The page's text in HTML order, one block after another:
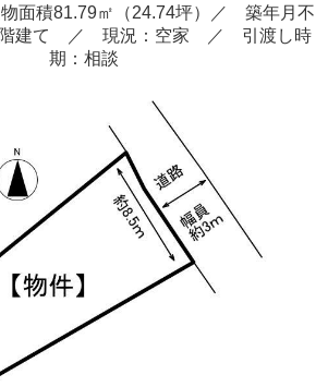
面積81.79㎡（24.74坪）／ 築年月不
建て ／ 現況：空家 ／ 引渡し時
期：相談